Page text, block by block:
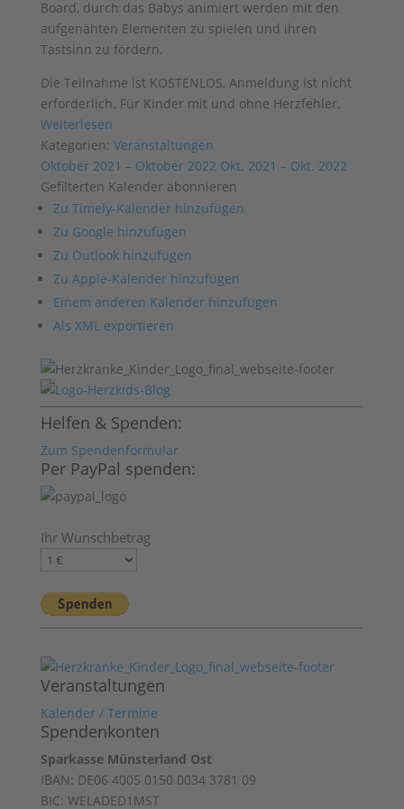
Board, durch das Babys animiert werden mit den
aufgenähten Elementen zu spielen und ihren
Tastsinn zu fördern.
Die Teilnahme ist KOSTENLOS, Anmeldung ist nicht
erforderlich. Für Kinder mit und ohne Herzfehler.
Weiterlesen
Kategorien: Veranstaltungen
Oktober 2021 – Oktober 2022 Okt. 2021 – Okt. 2022
Gefilterten Kalender abonnieren
Zu Timely-Kalender hinzufügen
Zu Google hinzufügen
Zu Outlook hinzufügen
Zu Apple-Kalender hinzufügen
Einem anderen Kalender hinzufügen
Als XML exportieren
Helfen & Spenden:
Zum Spendenformular
Per PayPal spenden:
Ihr Wunschbetrag
Veranstaltungen
Kalender / Termine
Spendenkonten
Sparkasse Münsterland Ost
IBAN: DE06 4005 0150 0034 3781 09
BIC: WELADED1MST